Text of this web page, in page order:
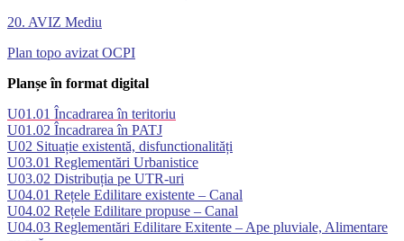
20. AVIZ Mediu
Plan topo avizat OCPI
Planșe în format digital
U01.01 Încadrarea în teritoriu
U01.02 Încadrarea în PATJ
U02 Situație existentă, disfunctionalități
U03.01 Reglementări Urbanistice
U03.02 Distribuția pe UTR-uri
U04.01 Rețele Edilitare existente – Canal
U04.02 Rețele Edilitare propuse – Canal
U04.03 Reglementări Edilitare Exitente – Ape pluviale, Alimentare